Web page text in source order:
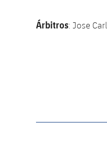
Árbitros: Jose